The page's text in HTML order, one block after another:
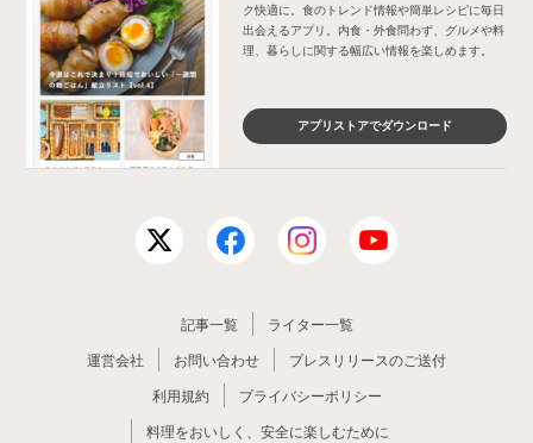
ク快適に。食のトレンド情報や簡単レシピに毎日
出会えるアプリ。内食・外食問わず、グルメや料
理、暮らしに関する幅広い情報を楽しめます。
アプリストアでダウンロード
記事一覧
ライター一覧
運営会社
お問い合わせ
プレスリリースのご送付
利用規約
プライバシーポリシー
料理をおいしく、安全に楽しむために